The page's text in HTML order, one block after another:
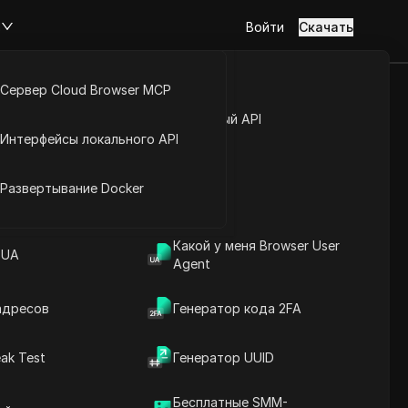
Открытый API
Какой у меня Browser User
Agent
Генератор кода 2FA
Test Генератор UUID
Бесплатные SMM-
Сервер Cloud Browser MCP
Интерфейсы локального API
Развертывание Docker
Войти Скачать
работа
в
Задать вопросы
Задайте вопросы об этой странице
Открыть в Claude
Задайте вопросы об этой странице